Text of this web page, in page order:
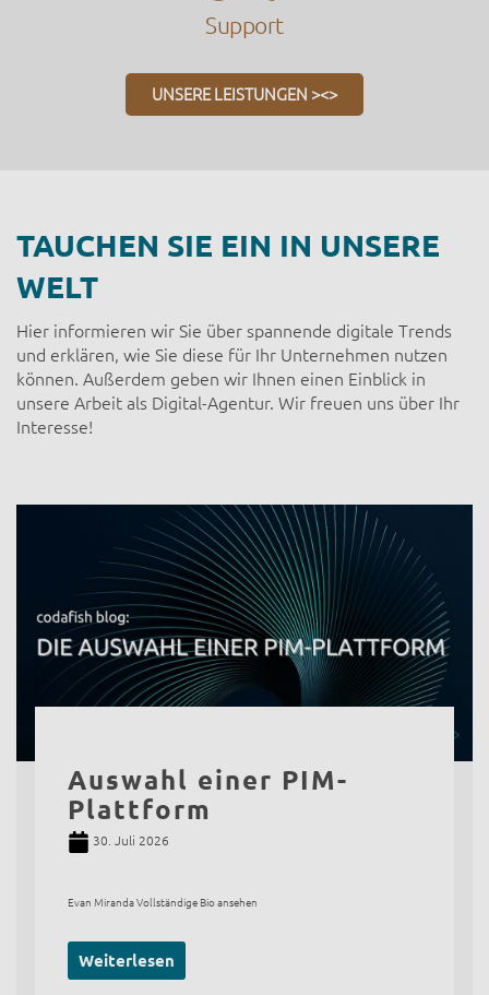
Support
UNSERE LEISTUNGEN ><>
TAUCHEN SIE EIN IN UNSERE
WELT
Hier informieren wir Sie über spannende digitale Trends
und erklären, wie Sie diese für Ihr Unternehmen nutzen
können. Außerdem geben wir Ihnen einen Einblick in
unsere Arbeit als Digital-Agentur. Wir freuen uns über Ihr
Interesse!
Auswahl einer PIM-
Plattform
30. Juli 2026
Evan Miranda Vollständige Bio ansehen
Weiterlesen